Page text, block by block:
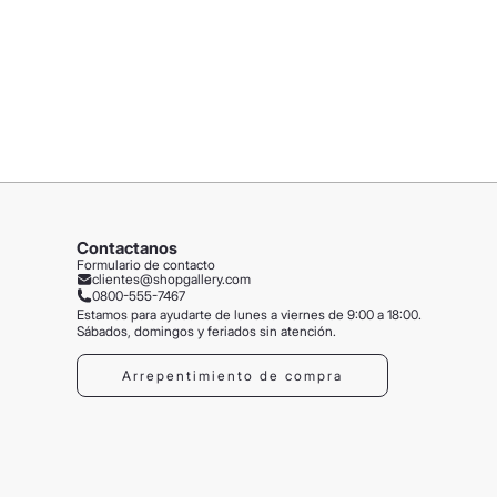
Contactanos
Formulario de contacto
clientes@shopgallery.com
0800-555-7467
Estamos para ayudarte de lunes a viernes de 9:00 a 18:00.
Sábados, domingos y feriados sin atención.
Arrepentimiento de compra